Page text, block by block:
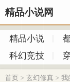
精品小说网
精品小说
科幻竞技
首页 > 玄幻修真 > 我